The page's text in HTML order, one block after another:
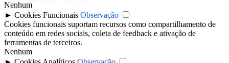
Nenhum
► Cookies Funcionais Observação
Cookies funcionais suportam recursos como compartilhamento de
conteúdo em redes sociais, coleta de feedback e ativação de
ferramentas de terceiros.
Nenhum